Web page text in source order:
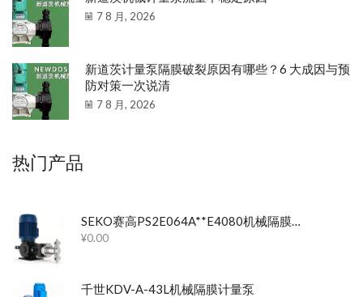
7 8 月, 2026
新道茨计量泵隔膜破裂原因有哪些？6 大成因与预
防对策一次说清
7 8 月, 2026
热门产品
SEKO赛高PS2E064A**E4080机械隔膜计量泵
¥0.00
千世KDV-A-43L机械隔膜计量泵